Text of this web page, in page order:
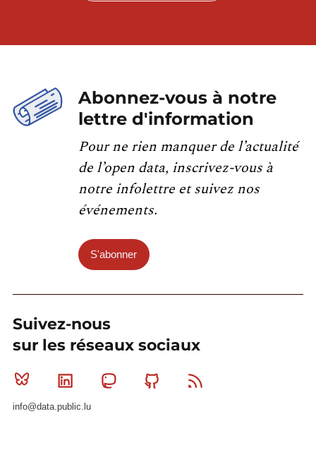
Abonnez-vous à notre
lettre d'information
Pour ne rien manquer de l’actualité
de l’open data, inscrivez-vous à
notre infolettre et suivez nos
événements.
S'abonner
Suivez-nous
sur les réseaux sociaux
Bluesky Linkedin MastodonGithub
info@data.public.lu